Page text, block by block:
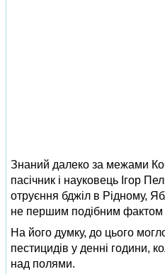
Знаний далеко за межами
пасічник і науковець Ігор
отруєння бджіл в Рідному,
не першим подібним фактом
На його думку, до цього
пестицидів у денні години,
над полями.